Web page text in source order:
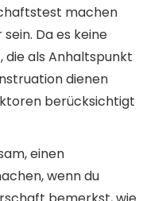
machen
Da es keine
die als Anhaltspunkt
dienen
berücksichtigt
einen
wenn du